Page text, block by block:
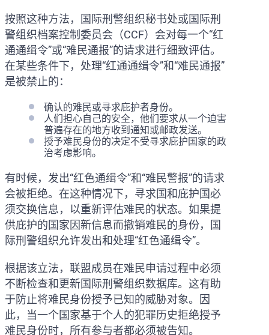
按照这种方法，国际刑警组织秘书处或国际刑
警组织档案控制委员会（CCF）会对每一个“红
通通缉令”或“难民通报”的请求进行细致评估。
在某些条件下，处理“红通通缉令”和“难民通报”
是被禁止的：
确认的难民或寻求庇护者身份。
人们担心自己的安全，他们要求从一个迫害
普遍存在的地方收到通知或邮政发送。
授予难民身份的决定不受寻求庇护国家的政
治考虑影响。
有时候，发出“红色通缉令”和“难民警报”的请求
会被拒绝。在这种情况下，寻求国和庇护国必
须交换信息，以重新评估难民的状态。如果提
供庇护的国家因新信息而撤销难民的身份，国
际刑警组织允许发出和处理“红色通缉令”。
根据该立法，联盟成员在难民申请过程中必须
不断检查和更新国际刑警组织数据库。这有助
于防止将难民身份授予已知的威胁对象。因
此，当一个国家基于个人的犯罪历史拒绝授予
难民身份时，所有参与者都必须被告知。